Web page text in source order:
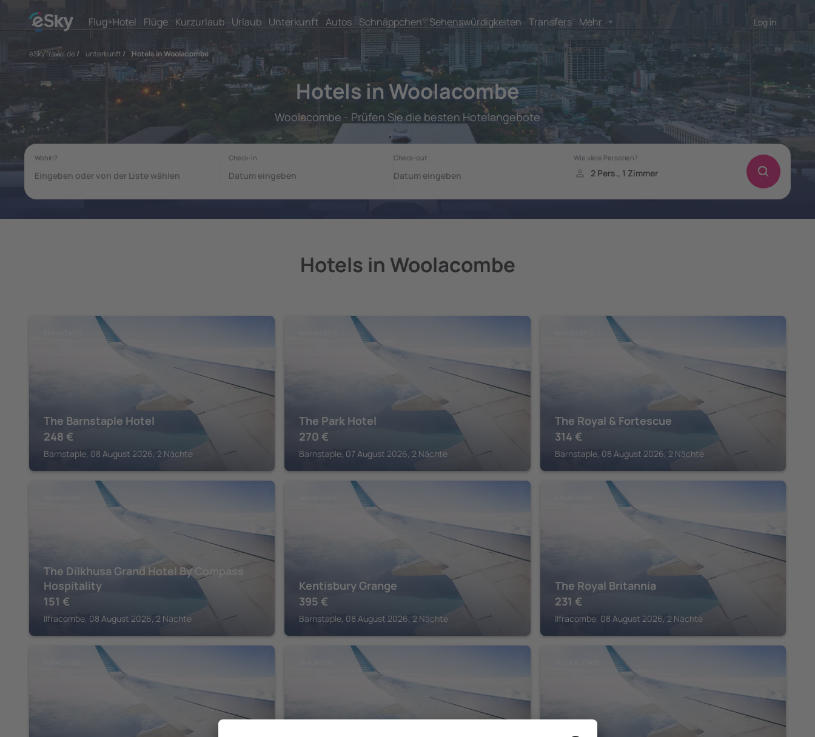
Flug+Hotel Flüge Kurzurlaub Urlaub Unterkunft Autos Schnäppchen Sehenswürdigkeiten Transfers Mehr Log in
eSkyTravel.de/ unterkunft / Hotels in Woolacombe
Hotels in Woolacombe
Woolacombe - Prüfen Sie die besten Hotelangebote
Hotels in Woolacombe
The Barnstaple Hotel
248 €
Barnstaple, 08 August 2026, 2 Nächte
The Park Hotel
270 €
Barnstaple, 07 August 2026, 2 Nächte
The Royal & Fortescue
314 €
Barnstaple, 08 August 2026, 2 Nächte
The Dilkhusa Grand Hotel By Compass
Hospitality
151 €
Ilfracombe, 08 August 2026, 2 Nächte
Kentisbury Grange
395 €
Barnstaple, 08 August 2026, 2 Nächte
The Royal Britannia
231 €
Ilfracombe, 08 August 2026, 2 Nächte